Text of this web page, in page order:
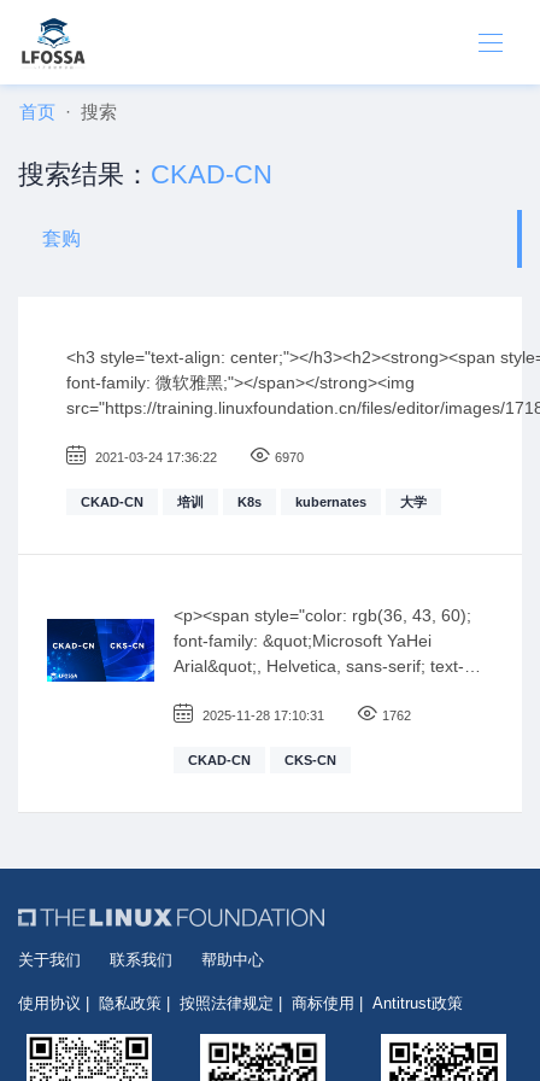
首页 搜索
搜索结果： CKAD-CN
套购
<h3 style="text-align: center;"></h3><h2><strong><span
font-family: 微软雅黑;"></span></strong><img
src="https://training.linuxfoundation.cn/files/editor/images/
space: normal; text-align: center;"><span style="font-size:
黑;">&nbsp;报名成功后添加客服人员微信号进行上课</
src="https://training.linuxfoundation.cn/files/editor/images/
height="200"/></p><p><br/></p>
2021-03-24 17:36:22 6970
CKAD-CN 培训 K8s kubernates 大学
<p><span style="color: rgb(36, 43, 60);
font-family: &quot;Microsoft YaHei
Arial&quot;, Helvetica, sans-serif; text-
rgb(255, 255, 255);">获得CKS证书证明考
容器的应用程序和Kubernetes平台安全的
style="color: rgb(36, 43, 60); font-family:
mode: wrap; background-color: rgb(255,
Application Developer）认证考试证明了考
应用程序的能力。</span></p>
2025-11-28 17:10:31 1762
CKAD-CN CKS-CN
关于我们 联系我们 帮助中心
使用协议 隐私政策 按照法律规定 商标使用 Antitrust政策